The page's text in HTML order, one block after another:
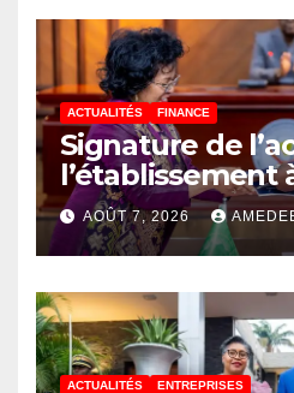
ACTUALITÉS FINANCE
Signature de
l’établissement
du bureau-pays
de
l’Union
Partenariat
développement
(AUDA-NEPAD)
AOÛT 7, 2026
ACTUALITÉS ENTREPRISES